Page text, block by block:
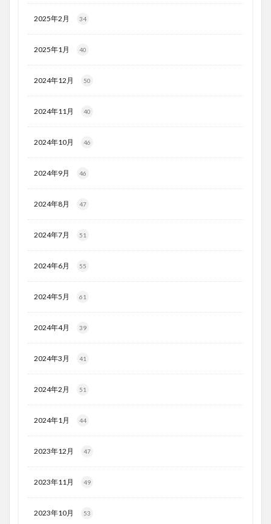
2025年2月 34
2025年1月 40
2024年12月 50
2024年11月 40
2024年10月 46
2024年9月 46
2024年8月 47
2024年7月 51
2024年6月 55
2024年5月 61
2024年4月 39
2024年3月 41
2024年2月 51
2024年1月 44
2023年12月 47
2023年11月 49
2023年10月 53